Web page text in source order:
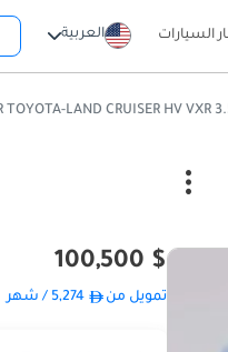
السيارات العربية
$ 100,500
تمويل من 5,274 / شهر